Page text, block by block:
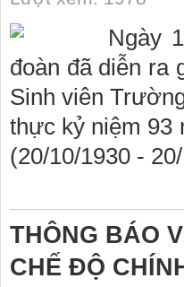
Ngày
đoàn đã diễn ra
Sinh viên
thực kỷ niệm 93
(20/10/1930 -
THÔNG BÁO
CHẾ ĐỘ